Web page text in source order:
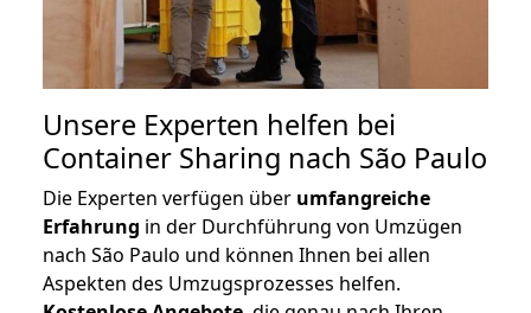
Unsere Experten helfen bei
Container Sharing nach São Paulo
Die Experten verfügen über umfangreiche
Erfahrung in der Durchführung von Umzügen
nach São Paulo und können Ihnen bei allen
Aspekten des Umzugsprozesses helfen.